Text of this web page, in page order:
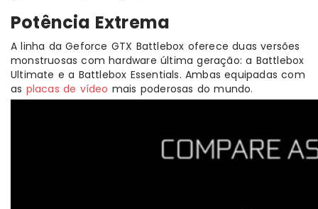
Potência Extrema
A linha da Geforce GTX Battlebox oferece duas versões
monstruosas com hardware última geração: a Battlebox
Ultimate e a Battlebox Essentials. Ambas equipadas com
as placas de vídeo mais poderosas do mundo.